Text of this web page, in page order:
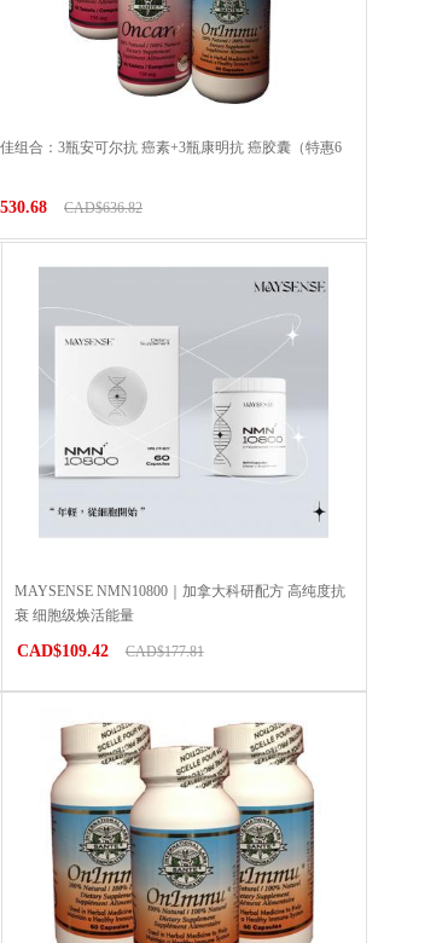
组合：3瓶安可尔抗 癌素+3瓶康明抗 癌胶囊（特惠6
CAD$636.82
MAYSENSE NMN10800｜加拿大科研配方 高纯度抗
衰 细胞级焕活能量
CAD$109.42 CAD$177.81